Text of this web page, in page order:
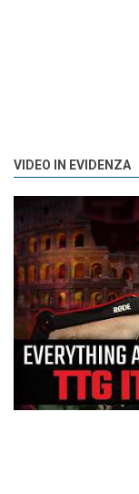
VIDEO IN EVIDENZA